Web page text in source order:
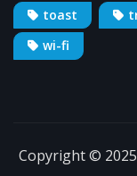
toast
wi-fi
Copyright ©